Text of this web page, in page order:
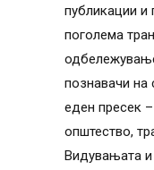
публикации и
поголема
познавачи на
еден пресек –
општество,
Видувањата и